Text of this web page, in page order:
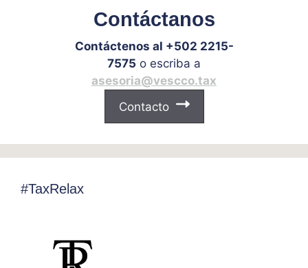
Contáctanos
Contáctenos al +502 2215-
7575 o escriba a
asesoria@vescco.tax
Contacto
#TaxRelax